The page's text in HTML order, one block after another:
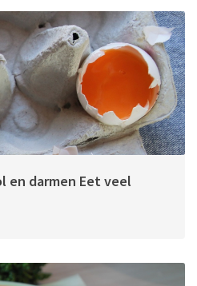
en darmen Eet veel